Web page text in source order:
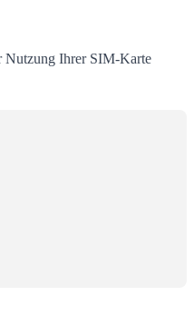
Nutzung Ihrer SIM-Karte